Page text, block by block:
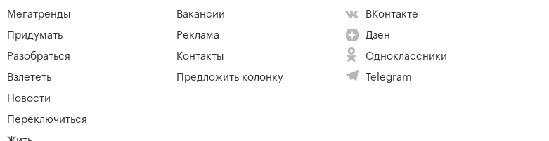
Мегатренды
Придумать
Разобраться
Взлететь
Новости
Переключиться
Вакансии
Реклама
Контакты
Предложить колонку
ВКонтакте
Дзен
Одноклассники
Telegram